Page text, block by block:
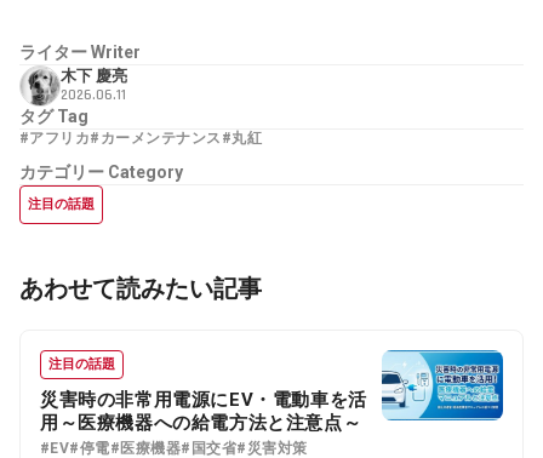
ライターWriter
木下 慶亮
2026.06.11
タグTag
#アフリカ#カーメンテナンス #丸紅
カテゴリー Category
注目の話題
あわせて読みたい記事
注目の話題
災害時の非常用電源にEV・電動車を活
用～医療機器への給電方法と注意点～
#EV#停電#医療機器#国交省#災害対策